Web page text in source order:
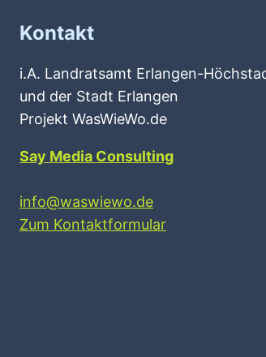
Kontakt
i.A. Landratsamt Erlangen-
und der Stadt Erlangen
Projekt WasWieWo.de
Say Media Consulting
info@waswiewo.de
Zum Kontaktformular